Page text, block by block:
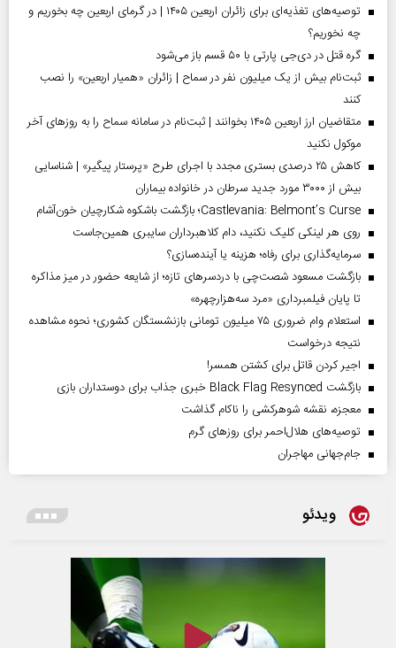
توصیه‌های تغذیه‌ای برای زائران اربعین ۱۴۰۵ | در گرمای اربعین چه بخوریم و
چه نخوریم؟
گره قتل در دی‌جی پارتی با ۵۰ قسم باز می‌شود
ثبت‌نام بیش از یک میلیون نفر در سماح | زائران «همیار اربعین» را نصب
کنند
متقاضیان ارز اربعین ۱۴۰۵ بخوانند | ثبت‌نام در سامانه سماح را به روز‌های آخر
موکول نکنید
کاهش ۲۵ درصدی بستری مجدد با اجرای طرح «پرستار پیگیر» | شناسایی
بیش از ۳۰۰۰ مورد جدید سرطان در خانواده بیماران
Castlevania: Belmont’s Curse؛ بازگشت باشکوه شکارچیان خون‌آشام
روی هر لینکی کلیک نکنید، دام کلاهبرداران سایبری همین‌جاست
سرمایه‌گذاری برای رفاه؛ هزینه یا آینده‌سازی؟
بازگشت مسعود شصت‌چی با دردسر‌های تازه؛ از شایعه حضور در میز مذاکره
تا پایان فیلمبرداری «مرد سه‌هزارچهره»
استعلام وام ضروری ۷۵ میلیون تومانی بازنشستگان کشوری؛ نحوه مشاهده
نتیجه درخواست
اجیر کردن قاتل برای کشتن همسر!
بازگشت Black Flag Resynced خبری جذاب برای دوستداران بازی
معجزه، نقشه شوهرکشی را ناکام گذاشت
توصیه‌های هلال‌احمر برای روز‌های گرم
جام‌جهانی مهاجران
ویدئو